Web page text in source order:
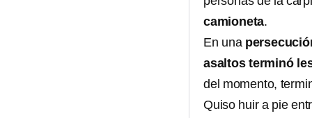
camioneta.
En una
asaltos terminó
del momento,
Quiso huir a pie